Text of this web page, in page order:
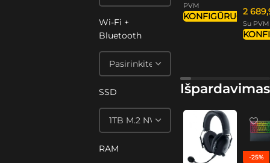
Wi-Fi +
Bluetooth
SSD
RAM
PVM
KONFIGŪRUOTI
2
Su PVM
Išpardavimas
-25%